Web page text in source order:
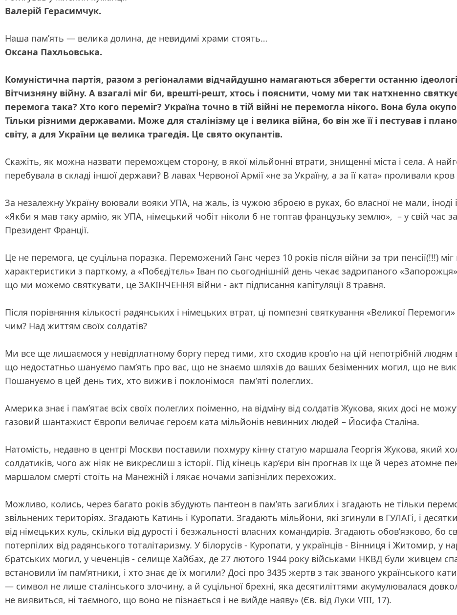
Валерій Герасимчук.
Наша пам’ять — велика долина, де невидимі храми стоять…
Оксана Пахльовська.
Комуністична партія, разом з регіоналами відчайдушно намагаються зберегти останню
Вітчизняну війну. А взагалі міг би, врешті-решт, хтось і пояснити, чому ми так натхненно
перемога така? Хто кого переміг? Україна точно в тій війні не перемогла нікого. Вона була
Тільки різними державами. Може для сталінізму це і велика війна, бо він же її і пестував і
світу, а для України це велика трагедія. Це свято окупантів.
Скажіть, як можна назвати переможцем сторону, в якої мільйонні втрати, знищенні міста і села. А
перебувала в складі іншої держави? В лавах Червоної Армії «не за Україну, а за її ката» проливали
За незалежну Україну воювали вояки УПА, на жаль, із чужою зброєю в руках, бо власної не мали,
«Якби я мав таку армію, як УПА, німецький чобіт ніколи б не топтав французьку землю», – у свій час
Президент Франції.
Це не перемога, це суцільна поразка. Переможений Ганс через 10 років після війни за три пенсії(!!!)
характеристики з парткому, а «Побєдітєль» Іван по сьогоднішній день чекає задрипаного
що ми можемо святкувати, це ЗАКІНЧЕННЯ війни - акт підписання капітуляції 8 травня.
Після порівняння кількості радянських і німецьких втрат, ці помпезні святкування «Великої
чим? Над життям своїх солдатів?
Ми все ще лишаємося у невідплатному боргу перед тими, хто сходив кров’ю на цій непотрібній людям
що недостатньо шануємо пам’ять про вас, що не знаємо шляхів до ваших безіменних могил, що не
Пошануємо в цей день тих, хто вижив і поклонімося пам’яті полеглих.
Америка знає і пам’ятає всіх своїх полеглих поіменно, на відміну від солдатів Жукова, яких досі не
газовий шантажист Європи величає героєм ката мільйонів невинних людей – Йосифа Сталіна.
Натомість, недавно в центрі Москви поставили похмуру кінну статую маршала Георгія Жукова, який
солдатиків, чого аж ніяк не викреслиш з історії. Під кінець кар’єри він прогнав їх ще й через атомне
маршалом смерті стоїть на Манежній і лякає ночами запізнілих перехожих.
Можливо, колись, через багато років збудують пантеон в пам’ять загиблих і згадають не тільки
звільнених територіях. Згадають Катинь і Куропати. Згадають мільйони, які згинули в ГУЛАГі, і
від німецьких куль, скільки від дурості і безжальності власних командирів. Згадають обов’язково, бо
потерпілих від радянського тоталітаризму. У білорусів - Куропати, у українців - Вінниця і Житомир, у
братських могил, у чеченців - селище Хайбах, де 27 лютого 1944 року військами НКВД були живцем
встановили їм пам’ятники, і хто знає де їх могили? Досі про 3435 жертв з так званого українського
— символ не лише сталінського злочину, а й суцільної брехні, яка десятиліттями акумулювалася
не виявиться, ні таємного, що воно не пізнається і не вийде наяву» (Єв. від Луки VIII, 17).